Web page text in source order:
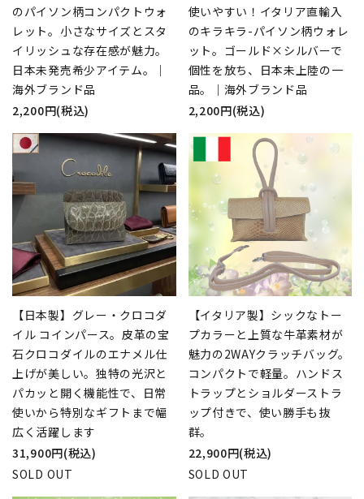
のパイソン柄コンパクトウォ
レット。小さなサイズとスタ
イリッシュな存在感が魅力。
日本未発売希少アイテム。｜
海外ブランド品
2,200円(税込)
使いやすい！イタリア直輸入
のキラキラ-パイソン柄ウォレ
ット。ゴールド×シルバーで
個性を放ち、日本未上陸の一
品。｜海外ブランド品
2,200円(税込)
【日本製】グレー・クロコダ
イル コインパース。皮革の宝
石クロコダイルのエナメル仕
上げが美しい。独特の光沢と
パカッと開く機能性で、日常
使いから特別なギフトまで幅
広く活躍します
31,900円(税込)
SOLD OUT
【イタリア製】シックなトー
プカラーと上質な牛革素材が
魅力の2WAYクラッチバッグ。
コンパクトで軽量。ハンドス
トラップとショルダーストラ
ップ付きで、使い勝手も抜
群。
22,900円(税込)
SOLD OUT